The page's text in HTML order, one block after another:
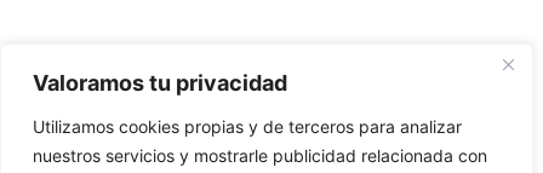
Valoramos tu privacidad
Utilizamos cookies propias y de terceros para analizar
nuestros servicios y mostrarle publicidad relacionada con